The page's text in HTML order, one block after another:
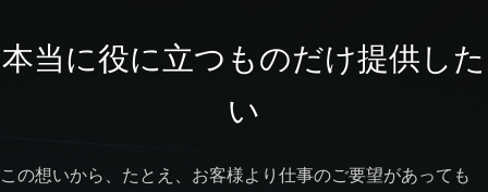
本当に役に立つものだけ提供した
い
この想いから、たとえ、お客様より仕事のご要望があっても